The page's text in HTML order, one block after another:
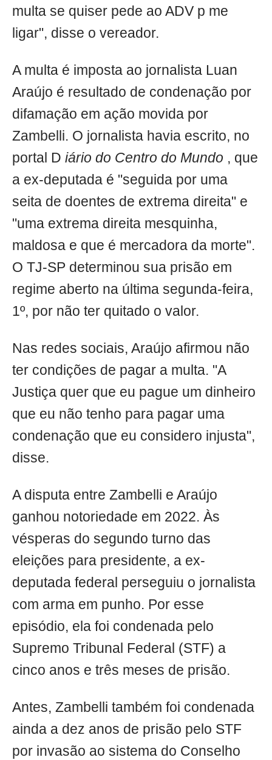
multa se quiser pede ao ADV p me
ligar", disse o vereador.
A multa é imposta ao jornalista Luan
Araújo é resultado de condenação por
difamação em ação movida por
Zambelli. O jornalista havia escrito, no
portal D iário do Centro do Mundo , que
a ex-deputada é "seguida por uma
seita de doentes de extrema direita" e
"uma extrema direita mesquinha,
maldosa e que é mercadora da morte".
O TJ-SP determinou sua prisão em
regime aberto na última segunda-feira,
1º, por não ter quitado o valor.
Nas redes sociais, Araújo afirmou não
ter condições de pagar a multa. "A
Justiça quer que eu pague um dinheiro
que eu não tenho para pagar uma
condenação que eu considero injusta",
disse.
A disputa entre Zambelli e Araújo
ganhou notoriedade em 2022. Às
vésperas do segundo turno das
eleições para presidente, a ex-
deputada federal perseguiu o jornalista
com arma em punho. Por esse
episódio, ela foi condenada pelo
Supremo Tribunal Federal (STF) a
cinco anos e três meses de prisão.
Antes, Zambelli também foi condenada
ainda a dez anos de prisão pelo STF
por invasão ao sistema do Conselho